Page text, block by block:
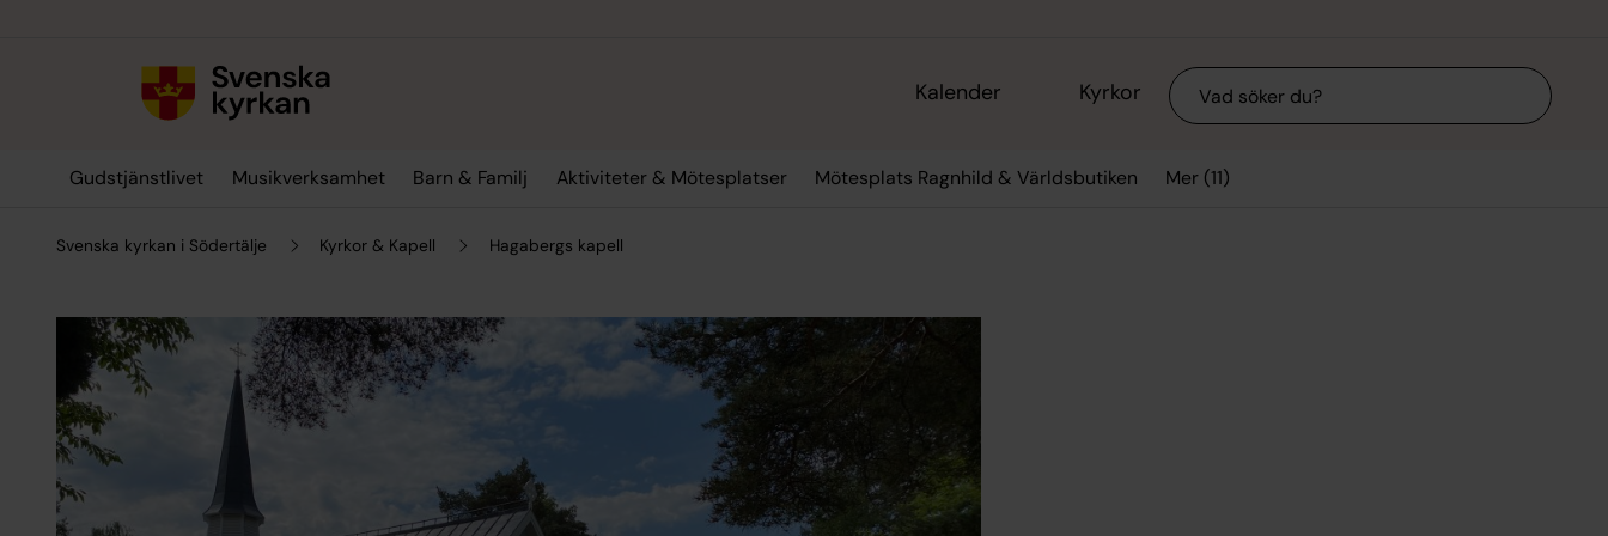
Kalender Kyrkor Sök
Gudstjänstlivet Musikverksamhet Barn & Familj Aktiviteter & Mötesplatser Mötesplats Ragnhild & Världsbutiken Mer (11)
Svenska kyrkan i Södertälje Kyrkor & Kapell Hagabergs kapell